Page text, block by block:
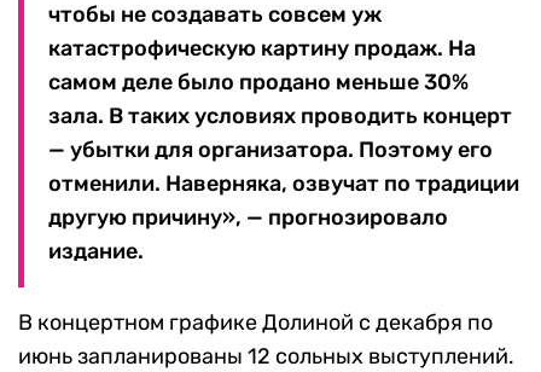
чтобы не создавать совсем уж
катастрофическую картину продаж. На
самом деле было продано меньше 30%
зала. В таких условиях проводить концерт
— убытки для организатора. Поэтому его
отменили. Наверняка, озвучат по традиции
другую причину», — прогнозировало
издание.
В концертном графике Долиной с декабря по
июнь запланированы 12 сольных выступлений.